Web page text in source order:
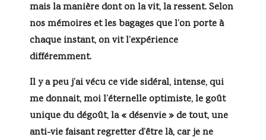
mais la manière dont on la vit, la ressent. Selon
nos mémoires et les bagages que l’on porte à
chaque instant, on vit l’expérience
différemment.
Il y a peu j’ai vécu ce vide sidéral, intense, qui
me donnait, moi l’éternelle optimiste, le goût
unique du dégoût, la « désenvie » de tout, une
anti-vie faisant regretter d’être là, car je ne